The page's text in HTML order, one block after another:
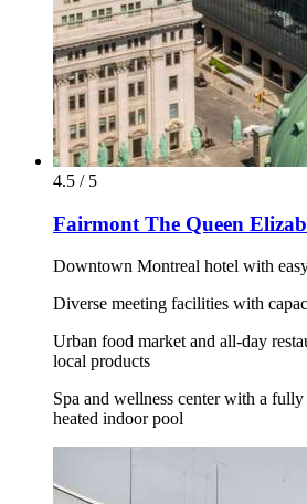
4.5 / 5
Fairmont The Queen
Downtown Montreal hotel with
Diverse meeting facilities with
Urban food market and all-day
local products
Spa and wellness center with a
heated indoor pool